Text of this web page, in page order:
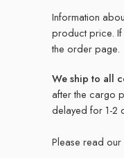
Information
product price. If
the order page.
We ship to all
after the cargo
delayed for 1-2
Please read